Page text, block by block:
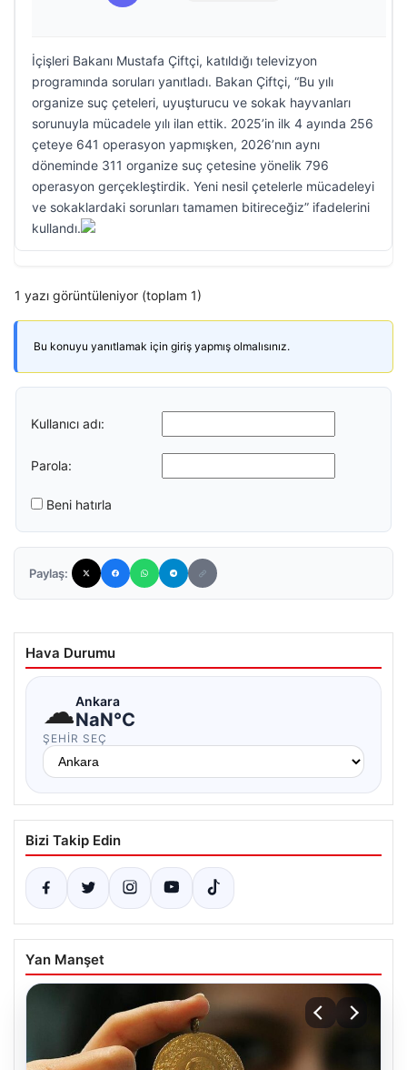
İçişleri Bakanı Mustafa Çiftçi, katıldığı televizyon
programında soruları yanıtladı. Bakan Çiftçi, “Bu yılı
organize suç çeteleri, uyuşturucu ve sokak hayvanları
sorunuyla mücadele yılı ilan ettik. 2025’in ilk 4 ayında 256
çeteye 641 operasyon yapmışken, 2026’nın aynı
döneminde 311 organize suç çetesine yönelik 796
operasyon gerçekleştirdik. Yeni nesil çetelerle mücadeleyi
ve sokaklardaki sorunları tamamen bitireceğiz” ifadelerini
kullandı.
1 yazı görüntüleniyor (toplam 1)
Bu konuyu yanıtlamak için giriş yapmış olmalısınız.
Kullanıcı adı:
Parola:
Beni hatırla
Paylaş:
Hava Durumu
☁Ankara
NaN°C
ŞEHIR SEÇ
Bizi Takip Edin
Yan Manşet